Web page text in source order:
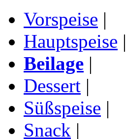
Vorspeise |
Hauptspeise |
Beilage |
Dessert |
Süßspeise |
Snack |